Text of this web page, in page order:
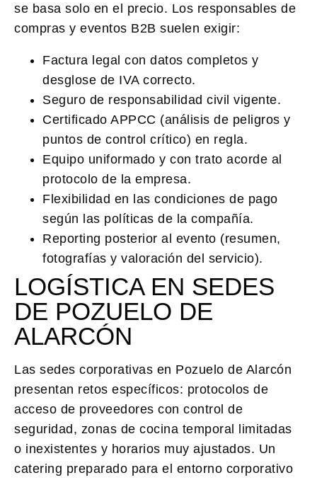
se basa solo en el precio. Los responsables de
compras y eventos B2B suelen exigir:
Factura legal con datos completos y
desglose de IVA correcto.
Seguro de responsabilidad civil vigente.
Certificado APPCC (análisis de peligros y
puntos de control crítico) en regla.
Equipo uniformado y con trato acorde al
protocolo de la empresa.
Flexibilidad en las condiciones de pago
según las políticas de la compañía.
Reporting posterior al evento (resumen,
fotografías y valoración del servicio).
LOGÍSTICA EN SEDES
DE POZUELO DE
ALARCÓN
Las sedes corporativas en Pozuelo de Alarcón
presentan retos específicos: protocolos de
acceso de proveedores con control de
seguridad, zonas de cocina temporal limitadas
o inexistentes y horarios muy ajustados. Un
catering preparado para el entorno corporativo